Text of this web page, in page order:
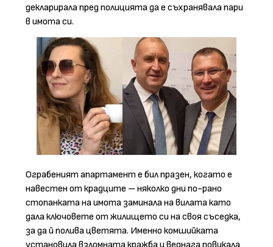
декларирала пред полицията да е съхранявала пари
в имота си.
Ограбеният апартамент е бил празен, когато е
навестен от крадците – няколко дни по-рано
стопанката на имота заминала на вилата като
дала ключовете от жилището си на своя съседка,
за да й полива цветята. Именно комшийката